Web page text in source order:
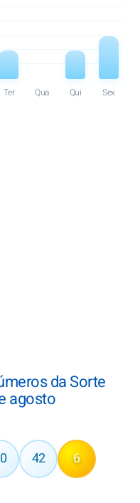
Ter Qua Qui Sex
da Sorte
agosto
42 6